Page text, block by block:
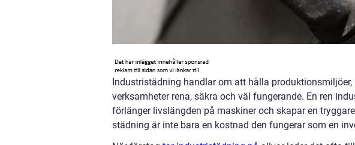
Industristädning handlar om att hålla produktionsmiljöer,
verksamheter rena, säkra och väl fungerande. En ren
förlänger livslängden på maskiner och skapar en
städning är inte bara en kostnad den fungerar som en